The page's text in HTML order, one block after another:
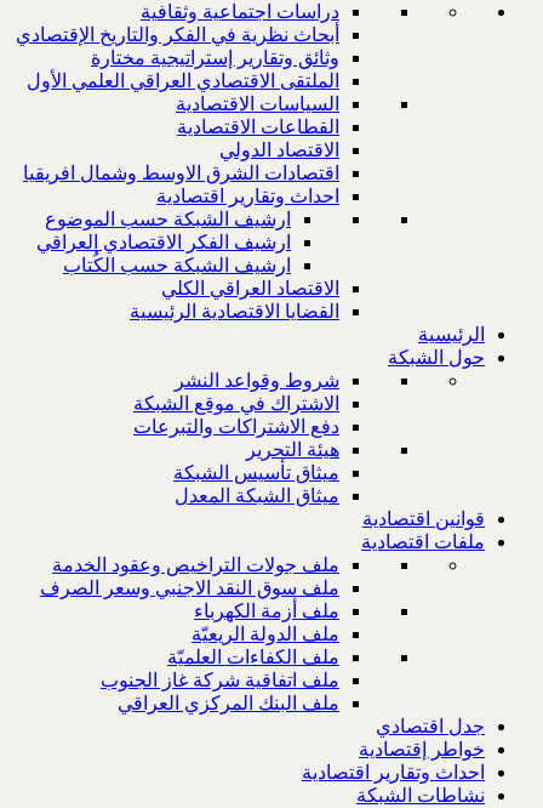
دراسات اجتماعية وثقافية
أبحاث نظرية في الفكر والتاريخ الإقتصادي
وثائق وتقارير إستراتيجية مختارة
الملتقى الاقتصادي العراقي العلمي الأول
السياسات الاقتصادية
القطاعات الاقتصادية
الاقتصاد الدولي
اقتصادات الشرق الاوسط وشمال افريقيا
احداث وتقارير اقتصادية
ارشيف الشبكة حسب الموضوع
ارشيف الفكر الاقتصادي العراقي
ارشيف الشبكة حسب الكُتاب
الاقتصاد العراقي الكلي
القضايا الاقتصادية الرئيسية
الرئيسية
حول الشبكة
شروط وقواعد النشر
الاشتراك في موقع الشبكة
دفع الاشتراكات والتبرعات
هيئة التحرير
ميثاق تأسيس الشبكة
ميثاق الشبكة المعدل
قوانين اقتصادية
ملفات اقتصادية
ملف جولات التراخيص وعقود الخدمة
ملف سوق النقد الاجنبي وسعر الصرف
ملف أزمة الكهرباء
ملف الدولة الريعيّة
ملف الكفاءات العلميّة
ملف اتفاقية شركة غاز الجنوب
ملف البنك المركزي العراقي
جدل اقتصادي
خواطر إقتصادية
احداث وتقارير اقتصادية
نشاطات الشبكة